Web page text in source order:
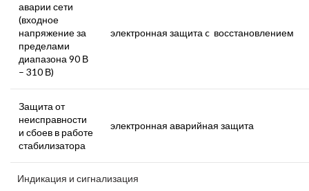
аварии сети
(входное
напряжение за
пределами
диапазона 90 В
– 310 В)
электронная защита c восстановлением
Защита от
неисправности
и сбоев в работе
стабилизатора
электронная аварийная защита
Индикация и сигнализация